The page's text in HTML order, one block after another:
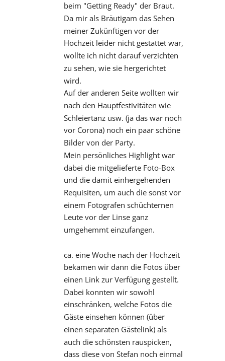
beim "Getting Ready" der Braut.
Da mir als Bräutigam das Sehen
meiner Zukünftigen vor der
Hochzeit leider nicht gestattet war,
wollte ich nicht darauf verzichten
zu sehen, wie sie hergerichtet
wird.
Auf der anderen Seite wollten wir
nach den Hauptfestivitäten wie
Schleiertanz usw. (ja das war noch
vor Corona) noch ein paar schöne
Bilder von der Party.
Mein persönliches Highlight war
dabei die mitgelieferte Foto-Box
und die damit einhergehenden
Requisiten, um auch die sonst vor
einem Fotografen schüchternen
Leute vor der Linse ganz
umgehemmt einzufangen.
ca. eine Woche nach der Hochzeit
bekamen wir dann die Fotos über
einen Link zur Verfügung gestellt.
Dabei konnten wir sowohl
einschränken, welche Fotos die
Gäste einsehen können (über
einen separaten Gästelink) als
auch die schönsten rauspicken,
dass diese von Stefan noch einmal